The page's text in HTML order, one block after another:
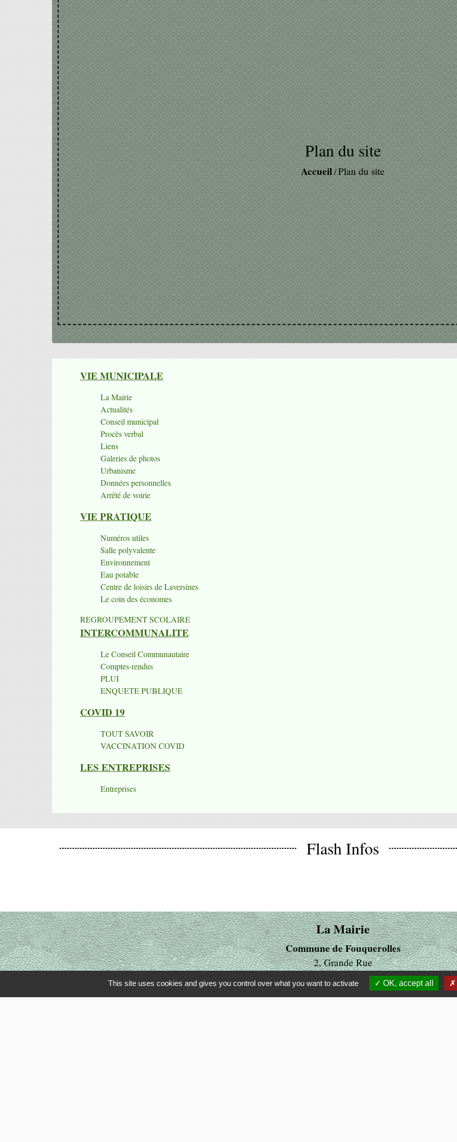
Plan du site
Accueil/Plan du site
VIE MUNICIPALE
La Mairie
Actualités
Conseil municipal
Procès verbal
Liens
Galeries de photos
Urbanisme
Données personnelles
Arrêté de voirie
VIE PRATIQUE
Numéros utiles
Salle polyvalente
Environnement
Eau potable
Centre de loisirs de Laversines
Le coin des économes
REGROUPEMENT SCOLAIRE
INTERCOMMUNALITE
Le Conseil Communautaire
Comptes-rendus
PLUI
ENQUETE PUBLIQUE
COVID 19
TOUT SAVOIR
VACCINATION COVID
LES ENTREPRISES
Entreprises
Flash Infos
La Mairie
Commune de Fouquerolles
2, Grande Rue
60510 Fouquerolles - FRANCE
+33 3 44 80 43 12
This site uses cookies and gives you control over what you want to activate OK, accept all